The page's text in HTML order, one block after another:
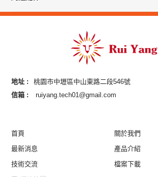
地址 :
桃園市中壢區中山東路二段546號
信箱 :
ruiyang.tech01@gmail.com
首頁
關於我們
最新消息
產品介紹
技術交流
檔案下載